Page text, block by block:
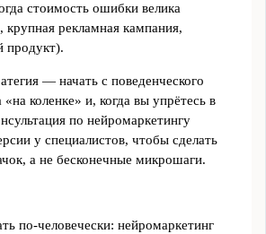
стоимость ошибки велика
рекламная кампания,
продукт).
— начать с поведенческого
коленке» и, когда вы упрётесь в
по нейромаркетингу
у специалистов, чтобы сделать
а не бесконечные микрошаги.
по‑человечески: нейромаркетинг